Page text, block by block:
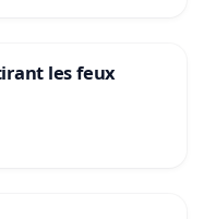
les feux